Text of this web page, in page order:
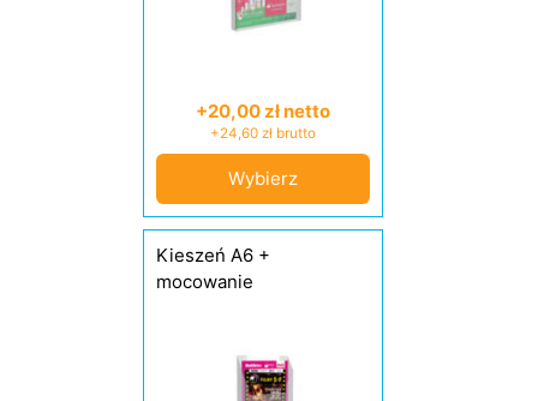
+20,00 zł netto
+24,60 zł brutto
Wybierz
Kieszeń A6 +
mocowanie